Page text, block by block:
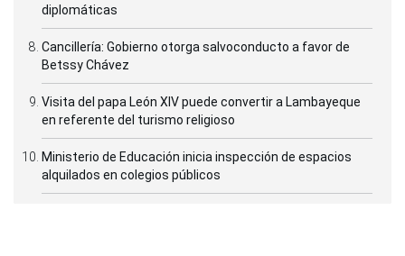
diplomáticas
Cancillería: Gobierno otorga salvoconducto a favor de
Betssy Chávez
Visita del papa León XIV puede convertir a Lambayeque
en referente del turismo religioso
Ministerio de Educación inicia inspección de espacios
alquilados en colegios públicos